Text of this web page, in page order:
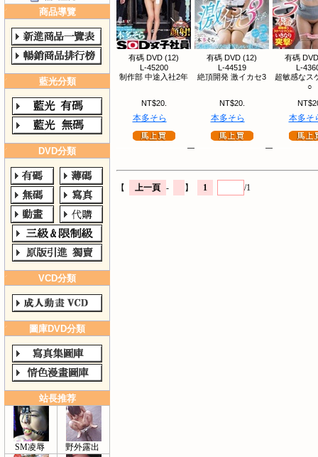
商品導覽
藍光分類
DVD分類
VCD分類
圖庫DVD分類
站長推荐
SM凌辱 野外露出
有碼 DVD (12)
L-45200
制作部 中途入社2年
NT$20.
本多そら
有碼 DVD (12)
L-44519
絶頂開発 激イカセ3
NT$20.
本多そら
有碼
L-
超敏感なス
○
本多そ
【 上一頁 - 】 1 /1